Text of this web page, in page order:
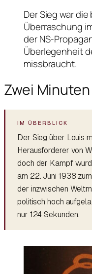
Der Sieg war
Überraschung
der NS-
Überlegenheit
missbraucht.
Zwei
Der Sieg über Louis
Herausforderer von
doch der Kampf
am 22. Juni 1938
der inzwischen
politisch hoch
nur 124 Sekunden.